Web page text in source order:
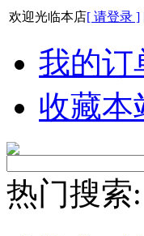
欢迎光临本店[ 请登录 ]
我的订
收藏本
热门搜索: